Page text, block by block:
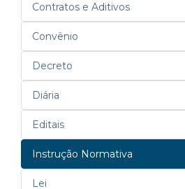
Contratos e Aditivos
Convênio
Decreto
Diária
Editais
Instrução Normativa
Lei